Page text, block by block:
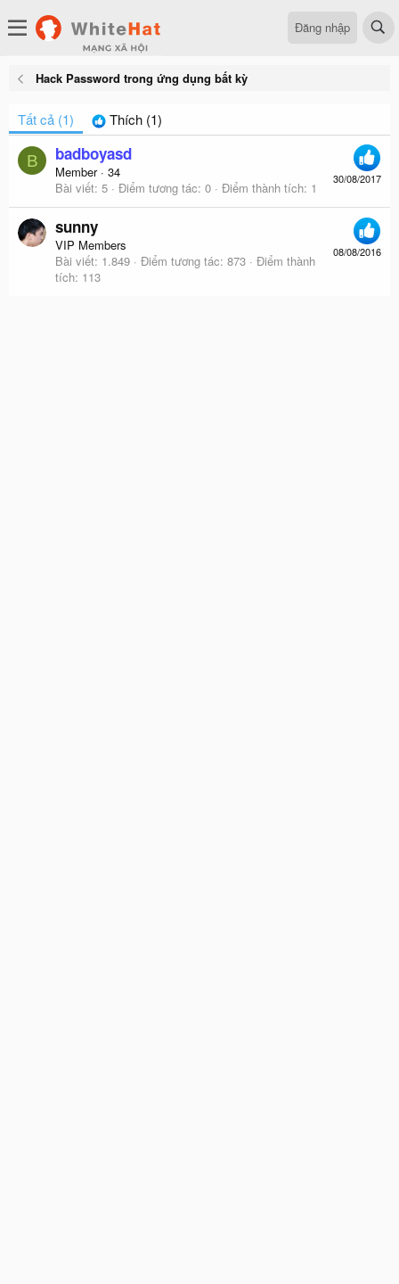
Đăng nhập
Hack Password trong ứng dụng bất kỳ
Tất cả (1) Thích (1)
B
30/08/2017
badboyasd
Member · 34
Bài viết 5 Điểm tương tác 0 Điểm thành tích 1
08/08/2016
sunny
VIP Members
Bài viết 1.849 Điểm tương tác 873
Điểm thành
tích 113